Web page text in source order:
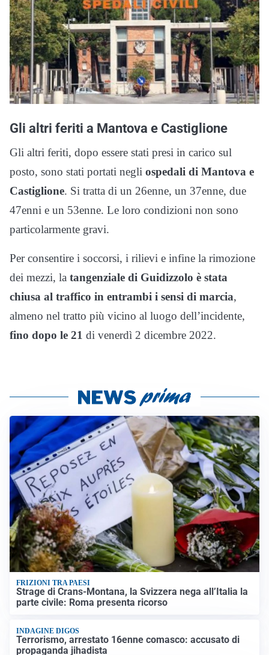
Gli altri feriti a Mantova e Castiglione
Gli altri feriti, dopo essere stati presi in carico sul
posto, sono stati portati negli ospedali di Mantova e
Castiglione. Si tratta di un 26enne, un 37enne, due
47enni e un 53enne. Le loro condizioni non sono
particolarmente gravi.
Per consentire i soccorsi, i rilievi e infine la rimozione
dei mezzi, la tangenziale di Guidizzolo è stata
chiusa al traffico in entrambi i sensi di marcia,
almeno nel tratto più vicino al luogo dell’incidente,
fino dopo le 21 di venerdì 2 dicembre 2022.
FRIZIONI TRA PAESI
Strage di Crans-Montana, la Svizzera nega all’Italia la
parte civile: Roma presenta ricorso
INDAGINE DIGOS
Terrorismo, arrestato 16enne comasco: accusato di
propaganda jihadista